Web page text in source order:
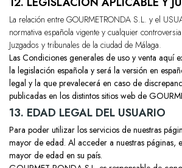
La relación entre GOURMETRONDA S.L. y el
normativa española vigente y cualquier
Juzgados y tribunales de la ciudad de Málaga.
Las Condiciones generales de uso y venta aquí
la legislación española y será la versión en
legal y la que prevalecerá en caso de
publicadas en los distintos sitios web de
13. EDAD LEGAL DEL USUARIO
Para poder utilizar los servicios de nuestras
mayor de edad. Al acceder a nuestras páginas,
mayor de edad en su país.